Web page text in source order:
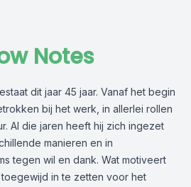
Notes
dit jaar 45 jaar. Vanaf het begin
bij het werk, in allerlei rollen
Al die jaren heeft hij zich ingezet
manieren en in
tegen wil en dank. Wat motiveert
in te zetten voor het